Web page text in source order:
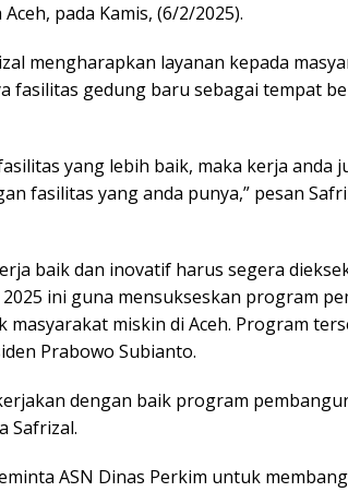
pada Kamis, (6/2/2025).
mengharapkan layanan kepada
fasilitas gedung baru sebagai tempat
yang lebih baik, maka kerja anda
fasilitas yang anda punya,” pesan
baik dan inovatif harus segera
ini guna mensukseskan program
miskin di Aceh. Program
Prabowo Subianto.
dengan baik program
Safrizal.
ASN Dinas Perkim untuk